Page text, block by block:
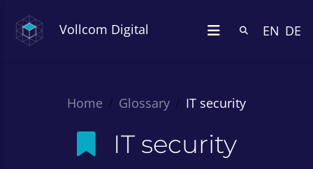
Vollcom Digital EN DE
Home Glossary IT security
IT security